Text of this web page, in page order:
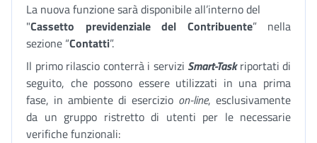
La nuova funzione sarà disponibile all’interno del
"Cassetto previdenziale del Contribuente” nella
sezione “Contatti”.
Il primo rilascio conterrà i servizi Smart-Taskriportati di
seguito, che possono essere utilizzati in una prima
fase, in ambiente di esercizio on-line, esclusivamente
da un gruppo ristretto di utenti per le necessarie
verifiche funzionali: